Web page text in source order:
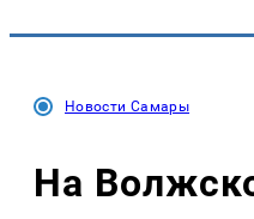
Новости Самары
На